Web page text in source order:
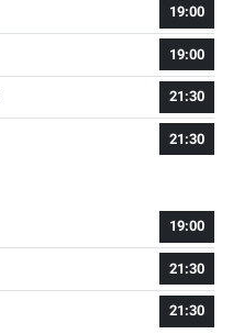
19:00
19:00
21:30
21:30
19:00
21:30
21:30